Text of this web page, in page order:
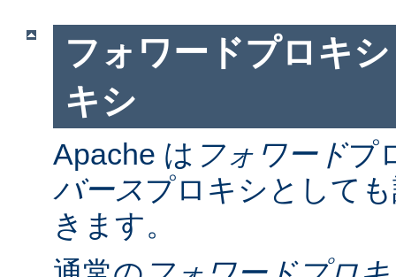
フォワードプロキ
キシ
Apache は フォワードプ
バースプロキシとして
きます。